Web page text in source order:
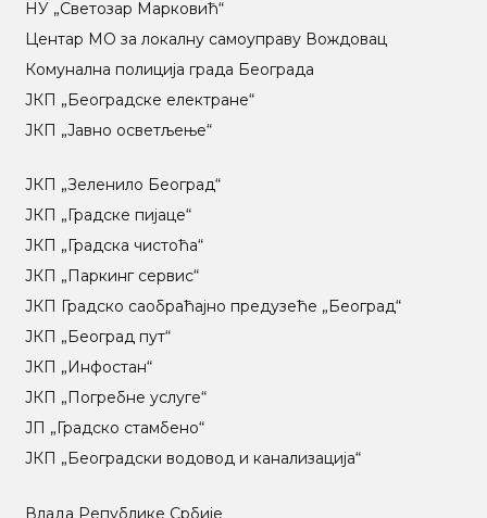
НУ „Светозар Марковић“
Центар МO за локалну самоуправу Вождовац
Комунална полиција града Београда
ЈКП „Београдске електране“
ЈКП „Јавно осветљење“
ЈКП „Зеленило Београд“
ЈКП „Градске пијаце“
ЈКП „Градска чистоћа“
ЈКП „Паркинг сервис“
ЈКП Градско саобраћајно предузеће „Београд“
ЈКП „Београд пут“
ЈКП „Инфостан“
ЈКП „Погребне услуге“
ЈП „Градско стамбено“
ЈКП „Београдски водовод и канализација“
Влада Републике Србије